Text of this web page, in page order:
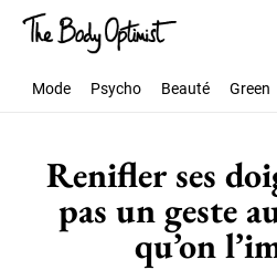
Mode Psycho Beauté Green
Renifler ses
pas un geste
qu’on